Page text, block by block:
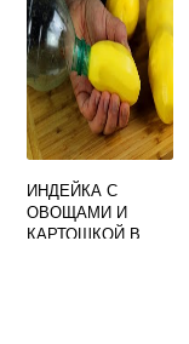
ИНДЕЙКА С
ОВОЩАМИ И
КАРТОШКОЙ В